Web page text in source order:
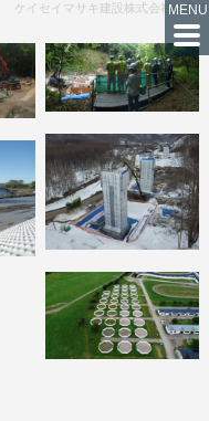
ケイセイマサキ建設株式会社の実績